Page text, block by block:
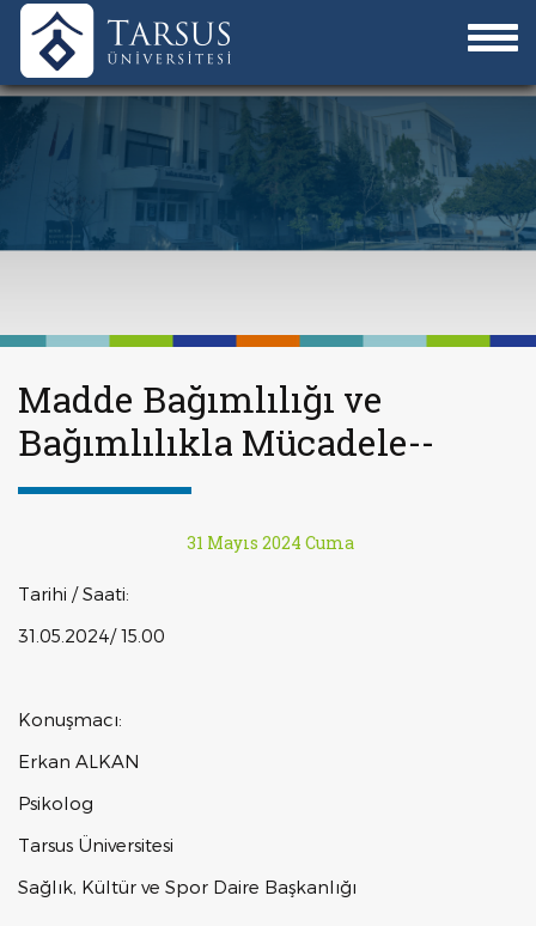
Madde Bağımlılığı ve
Bağımlılıkla Mücadele--
31 Mayıs 2024 Cuma
Tarihi / Saati:
31.05.2024/ 15.00
Konuşmacı:
Erkan ALKAN
Psikolog
Tarsus Üniversitesi
Sağlık, Kültür ve Spor Daire Başkanlığı